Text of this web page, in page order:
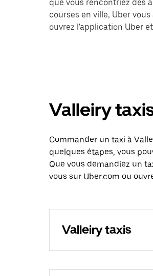
que vous rencontriez des
courses en ville, Uber
ouvrez l'application Uber
Valleiry
Commander un taxi à
quelques étapes, vous
Que vous demandiez un
vous sur Uber.com ou
Valleiry taxis